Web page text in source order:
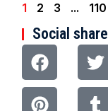
1 2 3 … 110
Social share